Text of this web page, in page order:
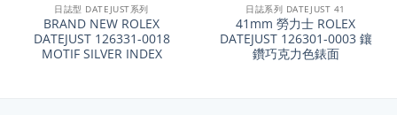
日誌型 DATEJUST系列
BRAND NEW ROLEX
DATEJUST 126331-0018
MOTIF SILVER INDEX
日誌系列 DATEJUST 41
41mm 勞力士 ROLEX
DATEJUST 126301-0003 鑲
鑽巧克力色錶面